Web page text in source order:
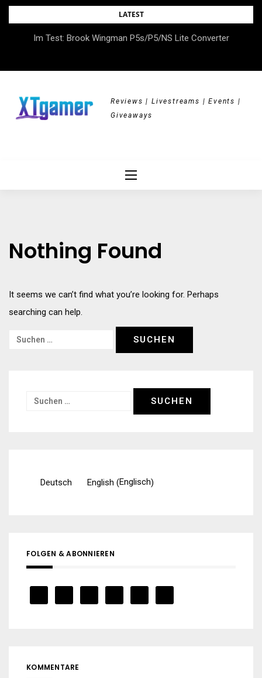
Skip
LATEST
Im Test: Brook Wingman P5s/P5/NS Lite Converter
Reviews | Livestreams | Events |
Giveaways
Nothing Found
It seems we can’t find what you’re looking for. Perhaps
searching can help.
Suchen
Suchen
Deutsch English (Englisch)
FOLGEN & ABONNIEREN
KOMMENTARE